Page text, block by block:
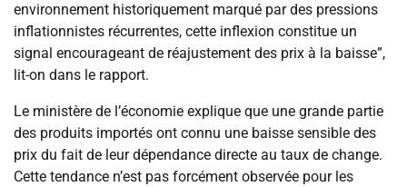
environnement historiquement marqué par des pressions
inflationnistes récurrentes, cette inflexion constitue un
signal encourageant de réajustement des prix à la baisse”,
lit-on dans le rapport.
Le ministère de l’économie explique que une grande partie
des produits importés ont connu une baisse sensible des
prix du fait de leur dépendance directe au taux de change.
Cette tendance n’est pas forcément observée pour les